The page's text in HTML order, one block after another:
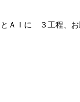
とＡＩに ３工程、お